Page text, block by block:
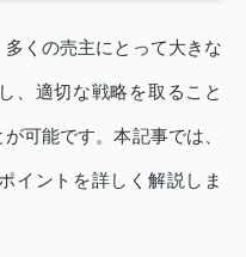
くの売主にとって大きな
、適切な戦略を取ること
可能です。本記事では、
イントを詳しく解説しま